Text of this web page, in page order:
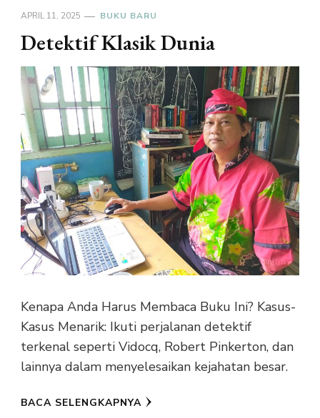
APRIL 11, 2025 BUKU BARU
Detektif Klasik Dunia
Kenapa Anda Harus Membaca Buku Ini? Kasus-
Kasus Menarik: Ikuti perjalanan detektif
terkenal seperti Vidocq, Robert Pinkerton, dan
lainnya dalam menyelesaikan kejahatan besar.
BACA SELENGKAPNYA